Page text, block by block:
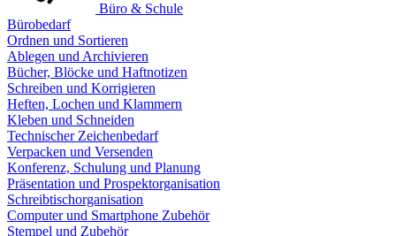
Büro & Schule
Bürobedarf
Ordnen und Sortieren
Ablegen und Archivieren
Bücher, Blöcke und Haftnotizen
Schreiben und Korrigieren
Heften, Lochen und Klammern
Kleben und Schneiden
Technischer Zeichenbedarf
Verpacken und Versenden
Konferenz, Schulung und Planung
Präsentation und Prospektorganisation
Schreibtischorganisation
Computer und Smartphone Zubehör
Stempel und Zubehör